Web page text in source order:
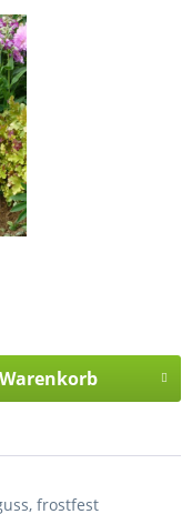
Warenkorb
frostfest